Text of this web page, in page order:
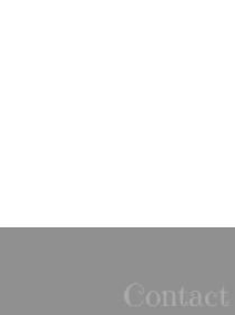
Contact